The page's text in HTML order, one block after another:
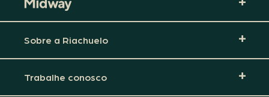
Sobre a Riachuelo
Trabalhe conosco